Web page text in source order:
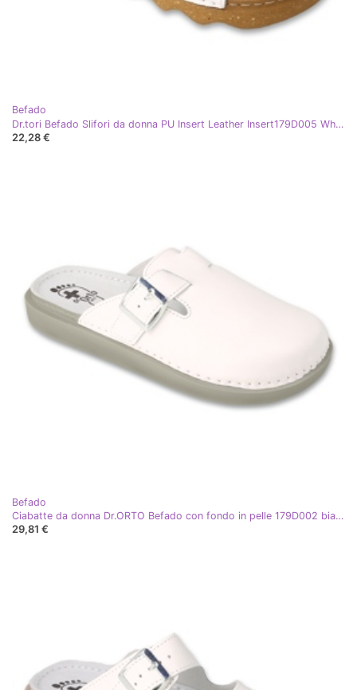
Befado
Dr.tori Befado Slifori da donna PU Insert Leather Insert179D005 White bianco
22,28 €
Befado
Ciabatte da donna Dr.ORTO Befado con fondo in pelle 179D002 bianco
29,81 €